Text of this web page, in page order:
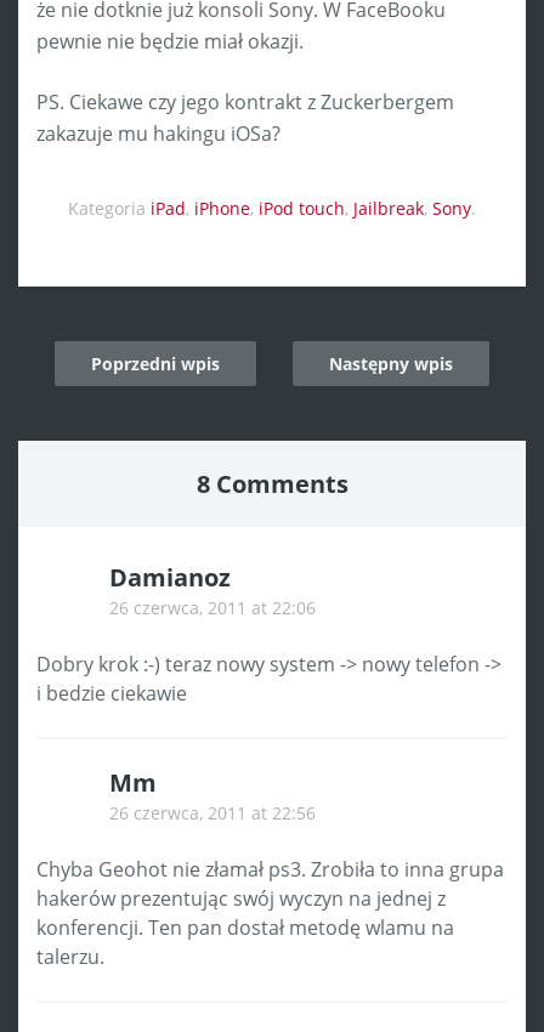
że nie dotknie już konsoli Sony. W FaceBooku
pewnie nie będzie miał okazji.
PS. Ciekawe czy jego kontrakt z Zuckerbergem
zakazuje mu hakingu iOSa?
Kategoria iPad, iPhone, iPod touch, Jailbreak, Sony.
Post
navigation
Poprzedni wpis Następny wpis
8 Comments
Damianoz
26 czerwca, 2011 at 22:06
Dobry krok :-) teraz nowy system -> nowy telefon ->
i bedzie ciekawie
Mm
26 czerwca, 2011 at 22:56
Chyba Geohot nie złamał ps3. Zrobiła to inna grupa
hakerów prezentując swój wyczyn na jednej z
konferencji. Ten pan dostał metodę wlamu na
talerzu.